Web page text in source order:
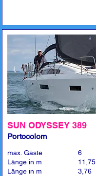
SUN ODYSSEY 389
Portocolom
max. Gäste
Länge in m
Länge in m
6
11,75
3,76